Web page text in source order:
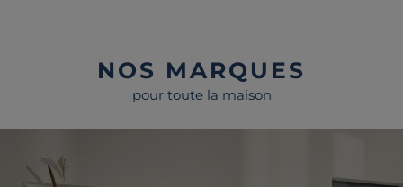
NOS MARQUES
pour toute la maison